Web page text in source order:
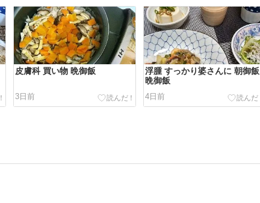
皮膚科 買い物 晩御飯
3日前
浮腫 すっかり婆さんに 朝御飯
晩御飯
4日前